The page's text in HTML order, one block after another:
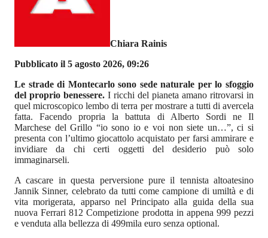
Chiara Rainis
Pubblicato il 5 agosto 2026, 09:26
Le strade di Montecarlo sono sede naturale per lo sfoggio
del proprio benessere. I ricchi del pianeta amano ritrovarsi in
quel microscopico lembo di terra per mostrare a tutti di avercela
fatta. Facendo propria la battuta di Alberto Sordi ne Il
Marchese del Grillo “io sono io e voi non siete un…”, ci si
presenta con l’ultimo giocattolo acquistato per farsi ammirare e
invidiare da chi certi oggetti del desiderio può solo
immaginarseli.
A cascare in questa perversione pure il tennista altoatesino
Jannik Sinner, celebrato da tutti come campione di umiltà e di
vita morigerata, apparso nel Principato alla guida della sua
nuova Ferrari 812 Competizione prodotta in appena 999 pezzi
e venduta alla bellezza di 499mila euro senza optional.